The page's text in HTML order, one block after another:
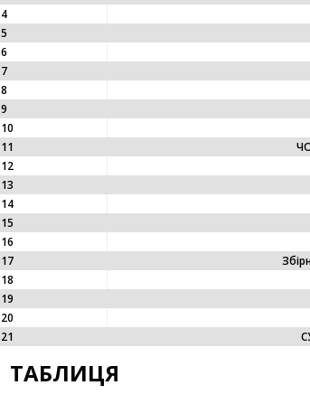
4
5
6
7
8
9
10
11
12
13
14
15
16
17
18
19
20
21
ТАБЛИЦЯ